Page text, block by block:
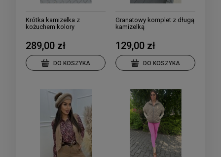
Krótka kamizelka z
kożuchem kolory
289,00 zł
DO KOSZYKA
Granatowy komplet z długą
kamizelką
129,00 zł
DO KOSZYKA